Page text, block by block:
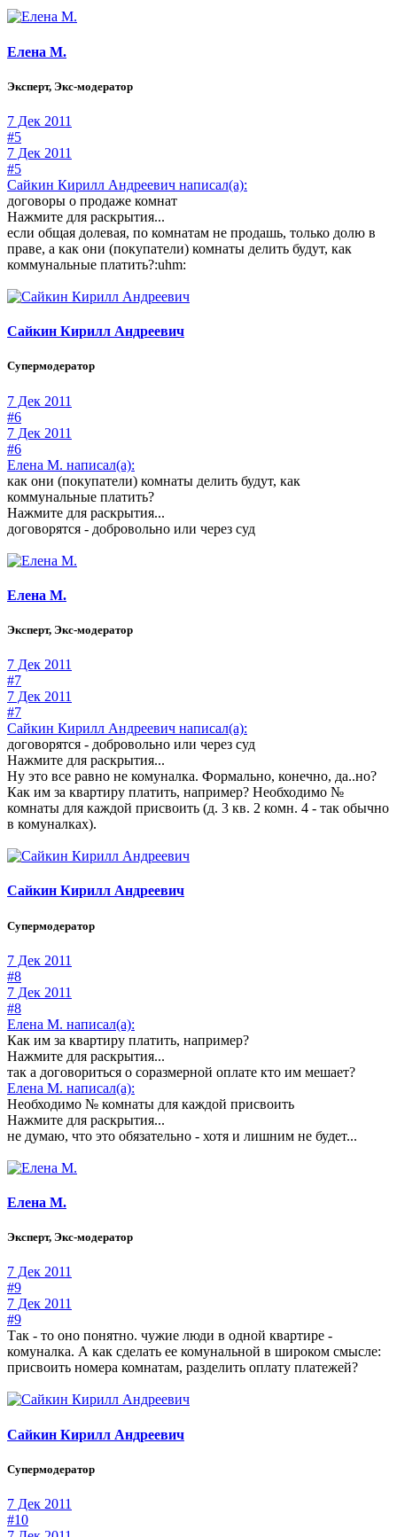
Елена М.
Эксперт, Экс-модератор
7 Дек 2011
#5
7 Дек 2011
#5
Сайкин Кирилл Андреевич написал(а):
договоры о продаже комнат
Нажмите для раскрытия...
если общая долевая, по комнатам не продашь, только долю в
праве, а как они (покупатели) комнаты делить будут, как
коммунальные платить?:uhm:
Сайкин Кирилл Андреевич
Супермодератор
7 Дек 2011
#6
7 Дек 2011
#6
Елена М. написал(а):
как они (покупатели) комнаты делить будут, как
коммунальные платить?
Нажмите для раскрытия...
договорятся - добровольно или через суд
Елена М.
Эксперт, Экс-модератор
7 Дек 2011
#7
7 Дек 2011
#7
Сайкин Кирилл Андреевич написал(а):
договорятся - добровольно или через суд
Нажмите для раскрытия...
Ну это все равно не комуналка. Формально, конечно, да..но?
Как им за квартиру платить, например? Необходимо №
комнаты для каждой присвоить (д. 3 кв. 2 комн. 4 - так обычно
в комуналках).
Сайкин Кирилл Андреевич
Супермодератор
7 Дек 2011
#8
7 Дек 2011
#8
Елена М. написал(а):
Как им за квартиру платить, например?
Нажмите для раскрытия...
так а договориться о соразмерной оплате кто им мешает?
Елена М. написал(а):
Необходимо № комнаты для каждой присвоить
Нажмите для раскрытия...
не думаю, что это обязательно - хотя и лишним не будет...
Елена М.
Эксперт, Экс-модератор
7 Дек 2011
#9
7 Дек 2011
#9
Так - то оно понятно. чужие люди в одной квартире -
комуналка. А как сделать ее комунальной в широком смысле:
присвоить номера комнатам, разделить оплату платежей?
Сайкин Кирилл Андреевич
Супермодератор
7 Дек 2011
#10